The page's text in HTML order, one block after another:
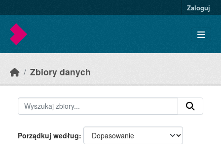
Zaloguj
Zbiory danych
Porządkuj według